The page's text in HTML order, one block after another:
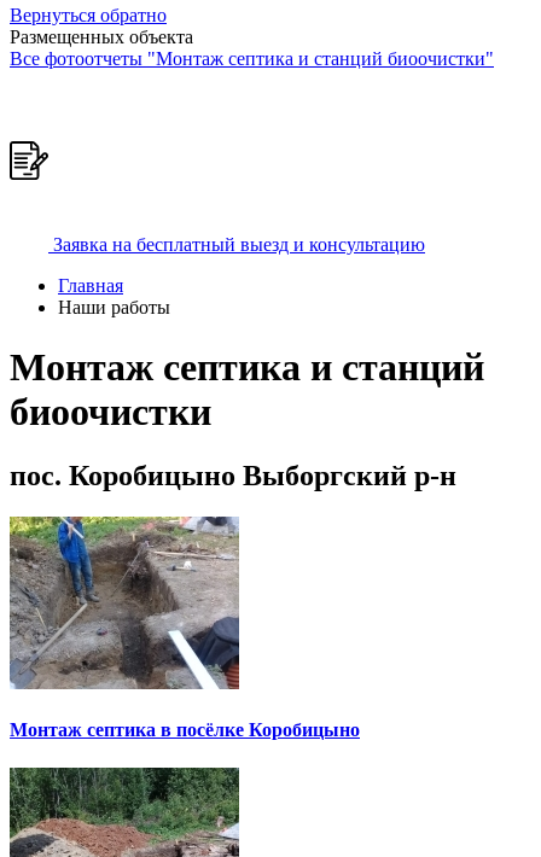
Вернуться обратно
Размещенных объекта
Все фотоотчеты "Монтаж септика и станций биоочистки"
Заявка на бесплатный выезд и консультацию
Главная
Наши работы
Монтаж септика и станций
биоочистки
пос. Коробицыно Выборгский р-н
Монтаж септика в посёлке Коробицыно